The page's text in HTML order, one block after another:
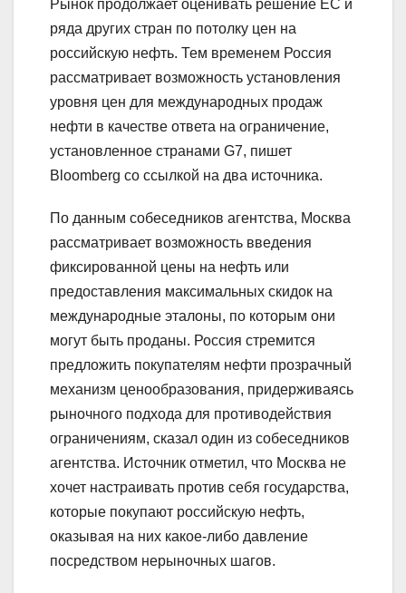
Рынок продолжает оценивать решение ЕС и
ряда других стран по потолку цен на
российскую нефть. Тем временем Россия
рассматривает возможность установления
уровня цен для международных продаж
нефти в качестве ответа на ограничение,
установленное странами G7, пишет
Bloomberg со ссылкой на два источника.
По данным собеседников агентства, Москва
рассматривает возможность введения
фиксированной цены на нефть или
предоставления максимальных скидок на
международные эталоны, по которым они
могут быть проданы. Россия стремится
предложить покупателям нефти прозрачный
механизм ценообразования, придерживаясь
рыночного подхода для противодействия
ограничениям, сказал один из собеседников
агентства. Источник отметил, что Москва не
хочет настраивать против себя государства,
которые покупают российскую нефть,
оказывая на них какое-либо давление
посредством нерыночных шагов.